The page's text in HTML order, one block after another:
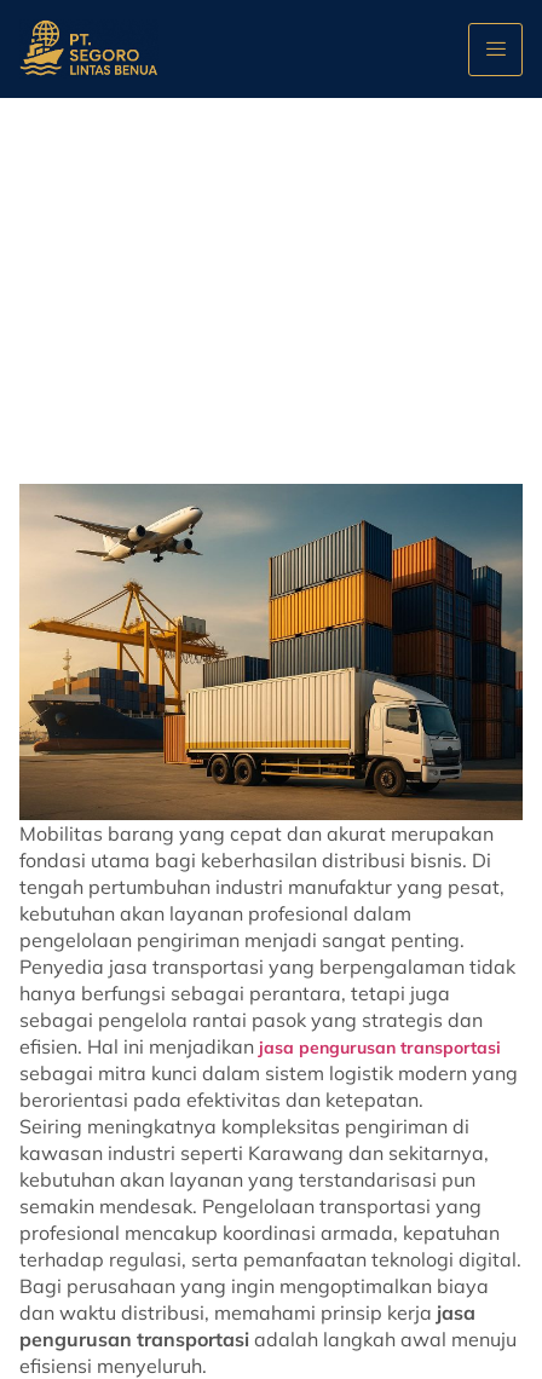
Mobilitas barang yang cepat dan akurat merupakan
fondasi utama bagi keberhasilan distribusi bisnis. Di
tengah pertumbuhan industri manufaktur yang pesat,
kebutuhan akan layanan profesional dalam
pengelolaan pengiriman menjadi sangat penting.
Penyedia jasa transportasi yang berpengalaman tidak
hanya berfungsi sebagai perantara, tetapi juga
sebagai pengelola rantai pasok yang strategis dan
efisien. Hal ini menjadikan jasa pengurusan transportasi
sebagai mitra kunci dalam sistem logistik modern yang
berorientasi pada efektivitas dan ketepatan.
Seiring meningkatnya kompleksitas pengiriman di
kawasan industri seperti Karawang dan sekitarnya,
kebutuhan akan layanan yang terstandarisasi pun
semakin mendesak. Pengelolaan transportasi yang
profesional mencakup koordinasi armada, kepatuhan
terhadap regulasi, serta pemanfaatan teknologi digital.
Bagi perusahaan yang ingin mengoptimalkan biaya
dan waktu distribusi, memahami prinsip kerja jasa
pengurusan transportasi adalah langkah awal menuju
efisiensi menyeluruh.